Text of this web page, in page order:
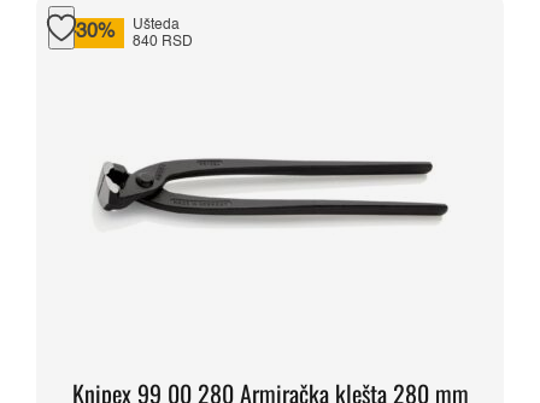
-30%
Ušteda
840 RSD
Knipex 99 00 280 Armiračka klešta 280 mm